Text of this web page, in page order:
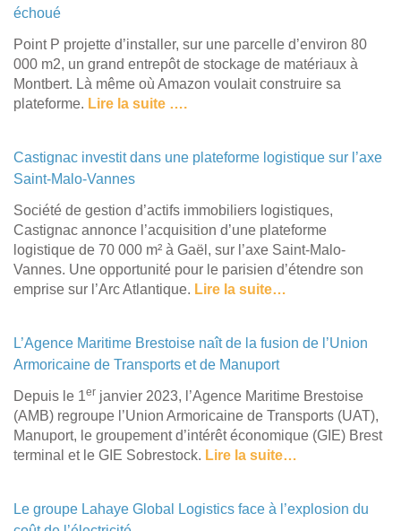
échoué
Point P projette d’installer, sur une parcelle d’environ 80
000 m2, un grand entrepôt de stockage de matériaux à
Montbert. Là même où Amazon voulait construire sa
plateforme. Lire la suite ….
Castignac investit dans une plateforme logistique sur l’axe
Saint-Malo-Vannes
Société de gestion d’actifs immobiliers logistiques,
Castignac annonce l’acquisition d’une plateforme
logistique de 70 000 m² à Gaël, sur l’axe Saint-Malo-
Vannes. Une opportunité pour le parisien d’étendre son
emprise sur l’Arc Atlantique. Lire la suite…
L’Agence Maritime Brestoise naît de la fusion de l’Union
Armoricaine de Transports et de Manuport
Depuis le 1er janvier 2023, l’Agence Maritime Brestoise
(AMB) regroupe l’Union Armoricaine de Transports (UAT),
Manuport, le groupement d’intérêt économique (GIE) Brest
terminal et le GIE Sobrestock. Lire la suite…
Le groupe Lahaye Global Logistics face à l’explosion du